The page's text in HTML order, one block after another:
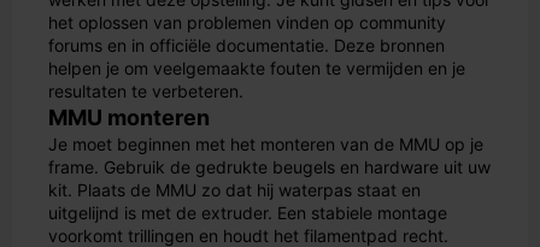
het oplossen van problemen vinden op community
forums en in officiële documentatie. Deze bronnen
helpen je om veelgemaakte fouten te vermijden en je
resultaten te verbeteren.
MMU monteren
Je moet beginnen met het monteren van de MMU op je
frame. Gebruik de gedrukte beugels en hardware uit uw
kit. Plaats de MMU zo dat hij waterpas staat en
uitgelijnd is met de extruder. Een stabiele montage
voorkomt trillingen en houdt het filamentpad recht.